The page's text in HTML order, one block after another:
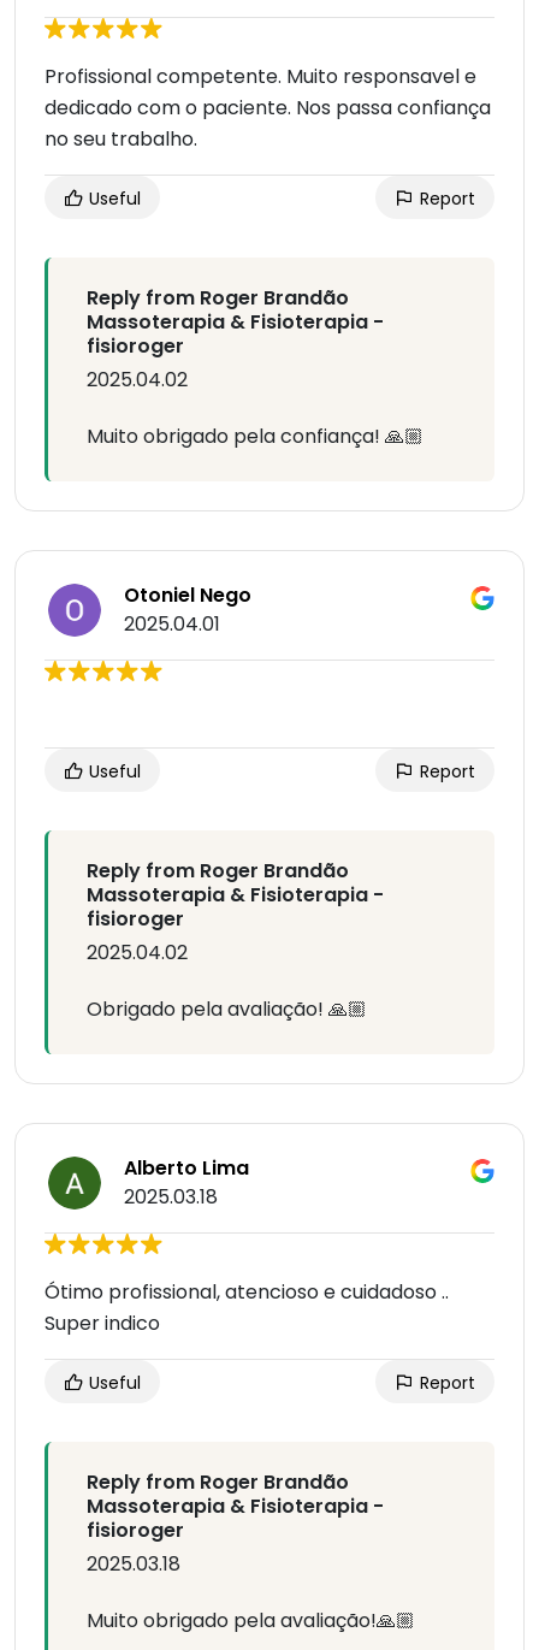
Profissional competente. Muito responsavel e
dedicado com o paciente. Nos passa confiança
no seu trabalho.
Useful Report
Reply from Roger Brandão
Massoterapia & Fisioterapia -
fisioroger
2025.04.02
Muito obrigado pela confiança! 🙏🏼
Otoniel Nego
2025.04.01
Useful Report
Reply from Roger Brandão
Massoterapia & Fisioterapia -
fisioroger
2025.04.02
Obrigado pela avaliação! 🙏🏼
Alberto Lima
2025.03.18
Ótimo profissional, atencioso e cuidadoso ..
Super indico
Useful Report
Reply from Roger Brandão
Massoterapia & Fisioterapia -
fisioroger
2025.03.18
Muito obrigado pela avaliação!🙏🏼